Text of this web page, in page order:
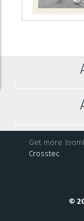
Get more
Crosstec
©